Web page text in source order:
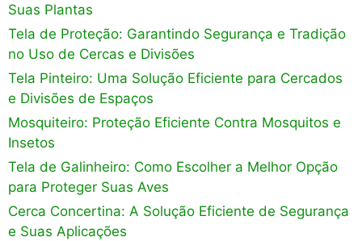
Suas Plantas
Tela de Proteção: Garantindo Segurança e Tradição
no Uso de Cercas e Divisões
Tela Pinteiro: Uma Solução Eficiente para Cercados
e Divisões de Espaços
Mosquiteiro: Proteção Eficiente Contra Mosquitos e
Insetos
Tela de Galinheiro: Como Escolher a Melhor Opção
para Proteger Suas Aves
Cerca Concertina: A Solução Eficiente de Segurança
e Suas Aplicações